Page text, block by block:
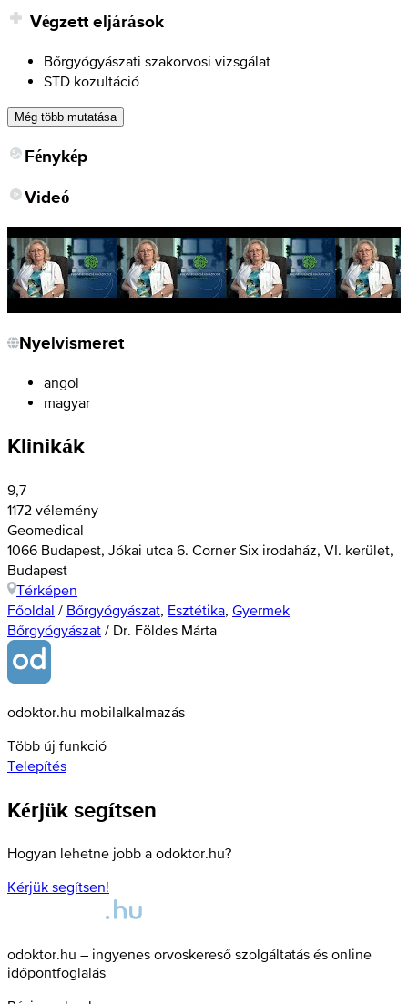
Végzett eljárások
Bőrgyógyászati szakorvosi vizsgálat
STD kozultáció
Még több mutatása
Fénykép
Videó
Nyelvismeret
angol
magyar
Klinikák
9,7
1172 vélemény
Geomedical
1066 Budapest, Jókai utca 6. Corner Six irodaház, VI. kerület,
Budapest
Térképen
Főoldal / Bőrgyógyászat, Esztétika, Gyermek
Bőrgyógyászat / Dr. Földes Márta
odoktor.hu mobilalkalmazás
Több új funkció
Telepítés
Kérjük segítsen
Hogyan lehetne jobb a odoktor.hu?
Kérjük segítsen!
odoktor.hu – ingyenes orvoskereső szolgáltatás és online
időpontfoglalás